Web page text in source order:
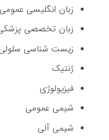
زبان انگلیسی عمومی
زبان تخصصی
زیست شناسی سلولی
ژنتیک
فیزیولوژی
شیمی عمومی
شیمی آلی